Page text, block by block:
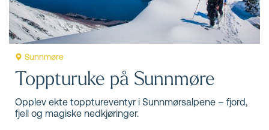
Sunnmøre
Toppturuke på Sunnmøre
Opplev ekte topptureventyr i Sunnmørsalpene – fjord,
fjell og magiske nedkjøringer.